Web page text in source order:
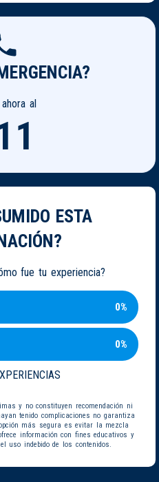
al
ESTA
fue tu experiencia?
0%
0%
y no constituyen recomendación ni
tenido complicaciones no garantiza
más segura es evitar la mezcla
información con fines educativos y
uso indebido de los contenidos.